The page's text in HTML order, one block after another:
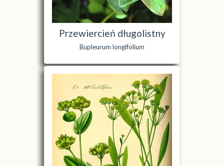
Przewiercień długolistny
Bupleurum longifolium